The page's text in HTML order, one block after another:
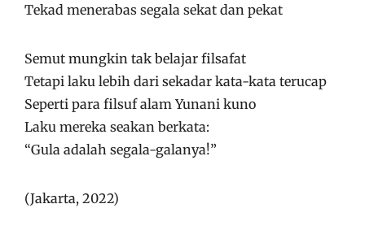
Tekad menerabas segala sekat dan pekat
Semut mungkin tak belajar filsafat
Tetapi laku lebih dari sekadar kata-kata terucap
Seperti para filsuf alam Yunani kuno
Laku mereka seakan berkata:
“Gula adalah segala-galanya!”
(Jakarta, 2022)